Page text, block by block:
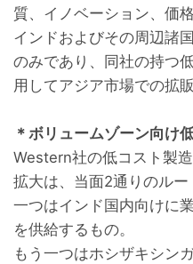
質、イノベーション、価
インドおよびその周辺諸
のみであり、同社の持つ
用してアジア市場での拡
＊ボリュームゾーン向け
Western社の低コスト製
拡大は、当面2通りのルー
一つはインド国内向けに
を供給するもの。
もう一つはホシザキシン